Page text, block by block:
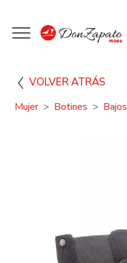
VOLVER ATRÁS
Mujer Botines Bajos